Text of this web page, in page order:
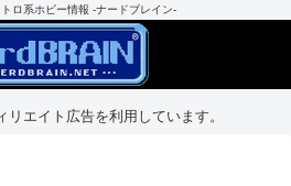
ロ系ホビー情報 -ナードブレイン-
エイト広告を利用しています。